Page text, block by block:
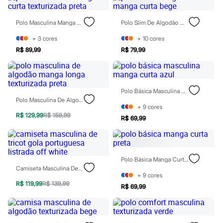
Rasteirinhas
Tênis
Diversão
Marcas
Baby Club
Fifteen
Miss Fifteen
Palomino
Moda íntima
Calcinhas
Cuecas
Meias
Moda praia
Biquínis e Maiôs
Blusas de proteção
Sungas
Personagens
Disney
Homem Aranha
Minecraft
Polo Masculina Manga Curta Texturizada Preta
+ 3 cores
R$ 89,99
Polo Slim De Algodão Manga Curta Bege
+ 10 cores
R$ 79,99
Polo Masculina De Algodão Manga Longa Texturizada Preta
R$ 129,99R$ 159,99
Polo Básica Masculina Manga Curta Azul
+ 9 cores
R$ 69,99
Camiseta Masculina De Tricot Gola Portuguesa Listrada Off White
R$ 119,99R$ 139,99
Polo Básica Manga Curta Preta
+ 9 cores
R$ 69,99